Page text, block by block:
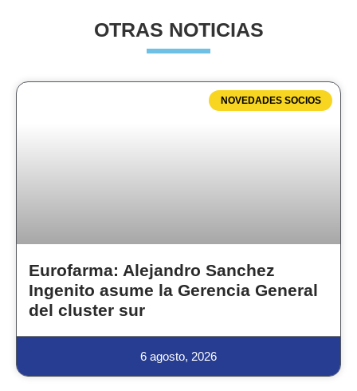
OTRAS NOTICIAS
NOVEDADES SOCIOS
Eurofarma: Alejandro Sanchez
Ingenito asume la Gerencia General
del cluster sur
6 agosto, 2026